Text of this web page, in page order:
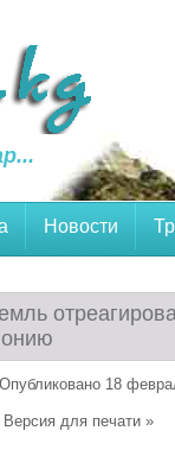
Новости
Опубликовано 18
Версия для печати »